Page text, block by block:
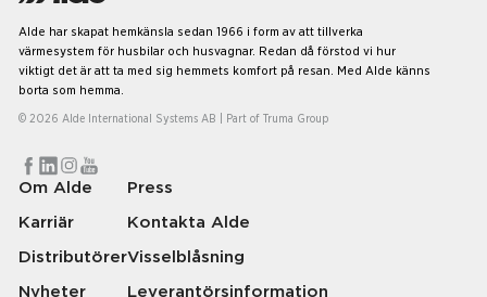
Alde har skapat hemkänsla sedan 1966 i form av att tillverka
värmesystem för husbilar och husvagnar. Redan då förstod vi hur
viktigt det är att ta med sig hemmets komfort på resan. Med Alde känns
borta som hemma.
© 2026 Alde International Systems AB | Part of Truma Group
Om Alde
Karriär
Distributörer
Nyheter
Press
Kontakta Alde
Visselblåsning
Leverantörsinformation